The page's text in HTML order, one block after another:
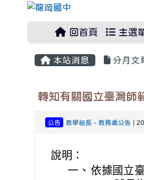
回首頁 主選
本站消息 分月文
轉知有關國立臺灣師
公告 教學組長 -教務處公告 |
說明：
一、 依據國立